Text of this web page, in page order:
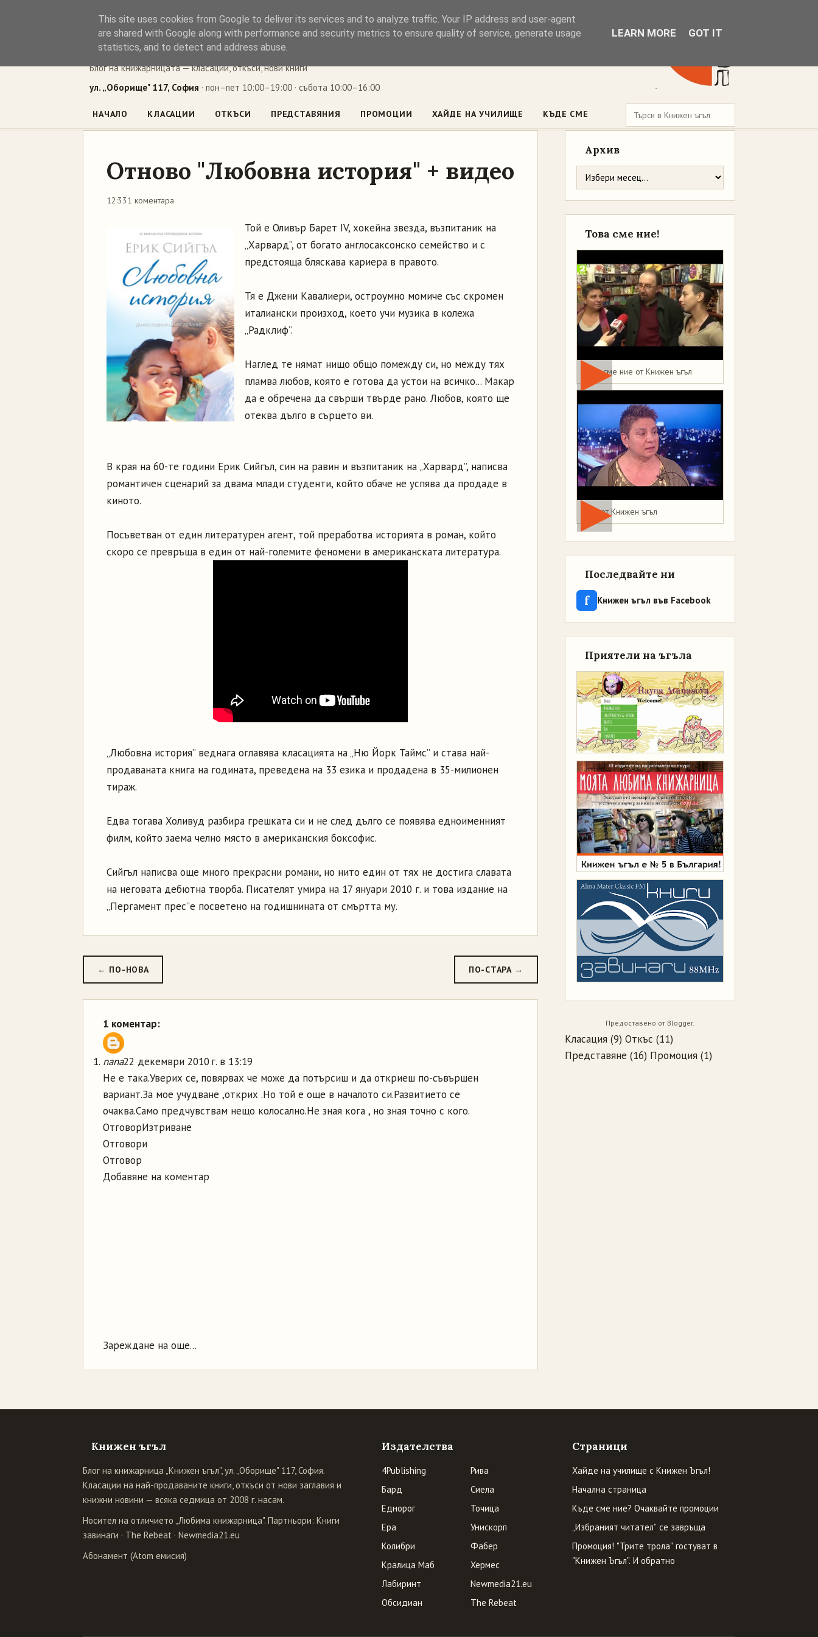
Книжен ъгъл
Блог на книжарницата — класации, откъси, нови книги
ул. „Оборище" 117, София · пон–пет 10:00–19:00 · събота 10:00–16:00
НАЧАЛО КЛАСАЦИИ ОТКЪСИ ПРЕДСТАВЯНИЯ ПРОМОЦИИ ХАЙДЕ НА УЧИЛИЩЕ КЪДЕ СМЕ
Отново "Любовна история" + видео
12:331 коментара
Той е Оливър Барет IV, хокейна звезда, възпитаник на
„Харвард”, от богато англосаксонско семейство и с
предстояща бляскава кариера в правото.
Тя е Джени Кавалиери, остроумно момиче със скромен
италиански произход, което учи музика в колежа
„Радклиф”.
Наглед те нямат нищо общо помежду си, но между тях
пламва любов, която е готова да устои на всичко... Макар
да е обречена да свърши твърде рано. Любов, която ще
отеква дълго в сърцето ви.
В края на 60-те години Ерик Сийгъл, син на равин и възпитаник на „Харвард”, написва
романтичен сценарий за двама млади студенти, който обаче не успява да продаде в
киното.
Посъветван от един литературен агент, той преработва историята в роман, който
скоро се превръща в един от най-големите феномени в американската литература.
„Любовна история” веднага оглавява класацията на „Ню Йорк Таймс” и става най-
продаваната книга на годината, преведена на 33 езика и продадена в 35-милионен
тираж.
Едва тогава Холивуд разбира грешката си и не след дълго се появява едноименният
филм, който заема челно място в американския боксофис.
Сийгъл написва още много прекрасни романи, но нито един от тях не достига славата
на неговата дебютна творба. Писателят умира на 17 януари 2010 г. и това издание на
„Пергамент прес”е посветено на годишнината от смъртта му.
← ПО-НОВА ПО-СТАРА →
1 коментар:
nana22 декември 2010 г. в 13:19
Не е така.Уверих се, повярвах че може да потърсиш и да откриеш по-съвършен
вариант.За мое учудване ,открих .Но той е още в началото си.Развитието се
очаква.Само предчувствам нещо колосално.Не зная кога , но зная точно с кого.
ОтговорИзтриване
Отговори
Отговор
Добавяне на коментар
Зареждане на още...
Архив
Това сме ние!
Това сме ние от Книжен ъгъл
Мая от Книжен ъгъл
Последвайте ни
f Книжен ъгъл във Facebook
Приятели на ъгъла
Предоставено от Blogger.
Класация (9) Откъс (11)
Представяне (16) Промоция (1)
Книжен ъгъл
Блог на книжарница „Книжен ъгъл", ул. „Оборище" 117, София.
Класации на най-продаваните книги, откъси от нови заглавия и
книжни новини — всяка седмица от 2008 г. насам.
Носител на отличието „Любима книжарница". Партньори: Книги
завинаги · The Rebeat · Newmedia21.eu
Абонамент (Atom емисия)
Издателства
4Publishing
Бард
Еднорог
Ера
Колибри
Кралица Маб
Лабиринт
Обсидиан
Рива
Сиела
Точица
Унискорп
Фабер
Хермес
Newmedia21.eu
The Rebeat
Страници
Хайде на училище с Книжен Ъгъл!
Начална страница
Къде сме ние? Очаквайте промоции
„Избраният читател” се завръща
Промоция! "Трите трола" гостуват в
"Книжен Ъгъл". И обратно
This site uses cookies from Google to deliver its services and to analyze traffic. Your IP address and user-agent
are shared with Google along with performance and security metrics to ensure quality of service, generate usage
statistics, and to detect and address abuse.
LEARN MORE GOT IT